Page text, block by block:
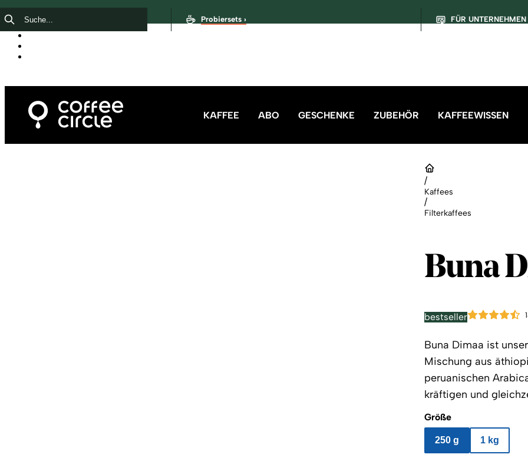
Probiersets › FÜR UNTERNEHMEN
KAFFEE ABO GESCHENKE ZUBEHÖR KAFFEEWISSEN
/
Kaffees
/
Filterkaffees
Größe
250 g 1 kg
Buna
bestseller
Buna Dimaa ist
Mischung aus
peruanischen
kräftigen und